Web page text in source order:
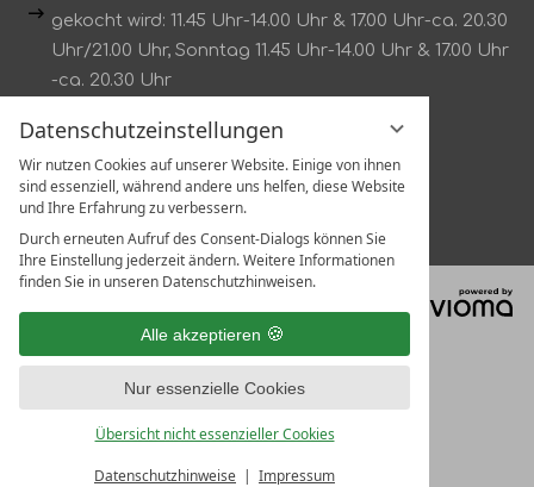
Datenschutzeinstellungen
Wir nutzen Cookies auf unserer Website. Einige von ihnen
sind essenziell, während andere uns helfen, diese Website
und Ihre Erfahrung zu verbessern.
Durch erneuten Aufruf des Consent-Dialogs können Sie
Ihre Einstellung jederzeit ändern. Weitere Informationen
finden Sie in unseren Datenschutzhinweisen.
Alle akzeptieren
Nur essenzielle Cookies
Übersicht nicht essenzieller Cookies
Datenschutzhinweise Impressum
gekocht wird: 11.45 Uhr-14.00 Uhr & 17.00 Uhr-ca. 20.30
Uhr/21.00 Uhr, Sonntag 11.45 Uhr-14.00 Uhr & 17.00 Uhr
-ca. 20.30 Uhr
Dienstag kein Mittagstisch
Tischreservierung unter:
Tel.:07802 1319